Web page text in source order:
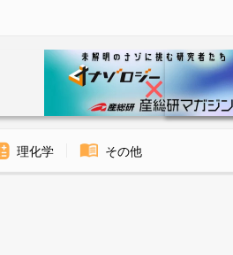
理化学 その他